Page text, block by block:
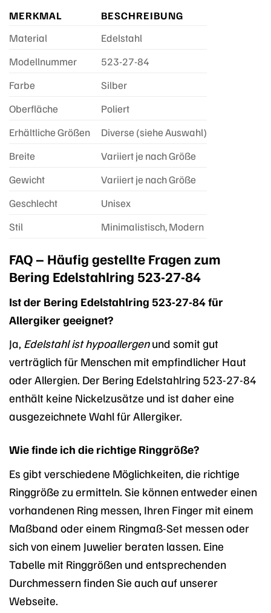
MERKMAL
BESCHREIBUNG
Material
Edelstahl
Modellnummer
523-27-84
Farbe
Silber
Oberfläche
Poliert
Erhältliche Größen
Diverse (siehe Auswahl)
Breite
Variiert je nach Größe
Gewicht
Variiert je nach Größe
Geschlecht
Unisex
Stil
Minimalistisch, Modern
FAQ – Häufig gestellte Fragen zum
Bering Edelstahlring 523-27-84
Ist der Bering Edelstahlring 523-27-84 für
Allergiker geeignet?
Ja, Edelstahl ist hypoallergenund somit gut
verträglich für Menschen mit empfindlicher Haut
oder Allergien. Der Bering Edelstahlring 523-27-84
enthält keine Nickelzusätze und ist daher eine
ausgezeichnete Wahl für Allergiker.
Wie finde ich die richtige Ringgröße?
Es gibt verschiedene Möglichkeiten, die richtige
Ringgröße zu ermitteln. Sie können entweder einen
vorhandenen Ring messen, Ihren Finger mit einem
Maßband oder einem Ringmaß-Set messen oder
sich von einem Juwelier beraten lassen. Eine
Tabelle mit Ringgrößen und entsprechenden
Durchmessern finden Sie auch auf unserer
Webseite.